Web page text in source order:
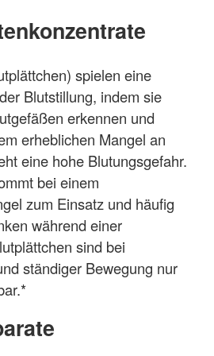
spielen eine
Blutstillung, indem sie
erkennen und
erheblichen Mangel an
eine hohe Blutungsgefahr.
bei einem
zum Einsatz und häufig
während einer
sind bei
ständiger Bewegung nur